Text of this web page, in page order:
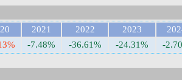
2021 2022 2023
-7.48% -36.61% -24.31% -